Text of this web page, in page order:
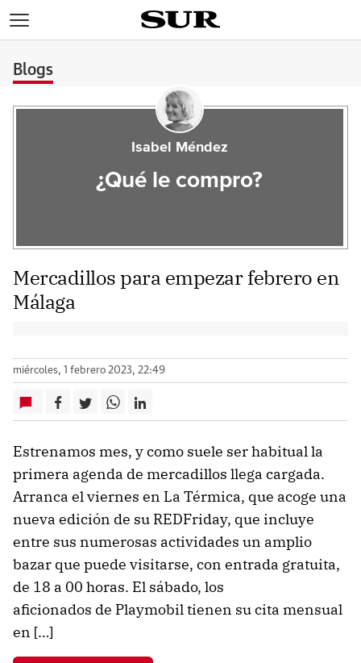
Blogs
Isabel Méndez
¿Qué le compro?
Mercadillos para empezar febrero en
Málaga
miércoles, 1 febrero 2023, 22:49
Estrenamos mes, y como suele ser habitual la
primera agenda de mercadillos llega cargada.
Arranca el viernes en La Térmica, que acoge una
nueva edición de su REDFriday, que incluye
entre sus numerosas actividades un amplio
bazar que puede visitarse, con entrada gratuita,
de 18 a 00 horas. El sábado, los
aficionados de Playmobil tienen su cita mensual
en […]